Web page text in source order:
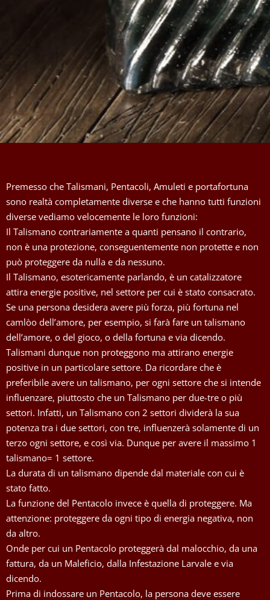
Premesso che Talismani, Pentacoli, Amuleti e portafortuna
sono realtà completamente diverse e che hanno tutti funzioni
diverse vediamo velocemente le loro funzioni:
Il Talismano contrariamente a quanti pensano il contrario,
non è una protezione, conseguentemente non protette e non
può proteggere da nulla e da nessuno.
Il Talismano, esotericamente parlando, è un catalizzatore
attira energie positive, nel settore per cui è stato consacrato.
Se una persona desidera avere più forza, più fortuna nel
camlòo dell’amore, per esempio, si farà fare un talismano
dell’amore, o del gioco, o della fortuna e via dicendo.
Talismani dunque non proteggono ma attirano energie
positive in un particolare settore. Da ricordare che è
preferibile avere un talismano, per ogni settore che si intende
influenzare, piuttosto che un Talismano per due-tre o più
settori. Infatti, un Talismano con 2 settori dividerà la sua
potenza tra i due settori, con tre, influenzerà solamente di un
terzo ogni settore, e così via. Dunque per avere il massimo 1
talismano= 1 settore.
La durata di un talismano dipende dal materiale con cui è
stato fatto.
La funzione del Pentacolo invece è quella di proteggere. Ma
attenzione: proteggere da ogni tipo di energia negativa, non
da altro.
Onde per cui un Pentacolo proteggerà dal malocchio, da una
fattura, da un Maleficio, dalla Infestazione Larvale e via
dicendo.
Prima di indossare un Pentacolo, la persona deve essere